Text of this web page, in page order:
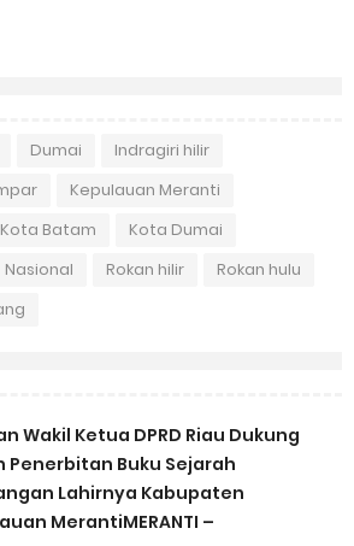
Dumai
Indragiri hilir
Kepulauan Meranti
Kota Batam
Kota Dumai
Nasional Rokan hilir
Rokan hulu
Wakil Ketua DPRD Riau Dukung
Penerbitan Buku Sejarah
Lahirnya Kabupaten
MerantiMERANTI –